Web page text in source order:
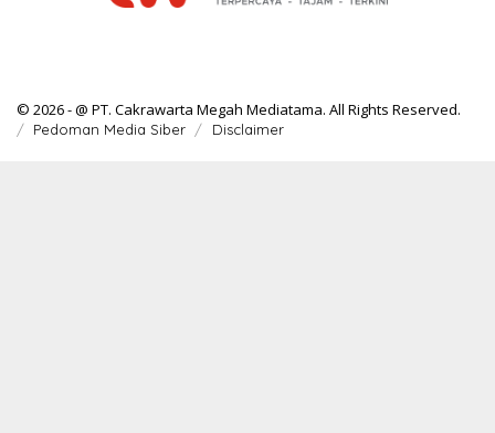
© 2026 - @ PT. Cakrawarta Megah Mediatama. All Rights Reserved.
Pedoman Media Siber Disclaimer